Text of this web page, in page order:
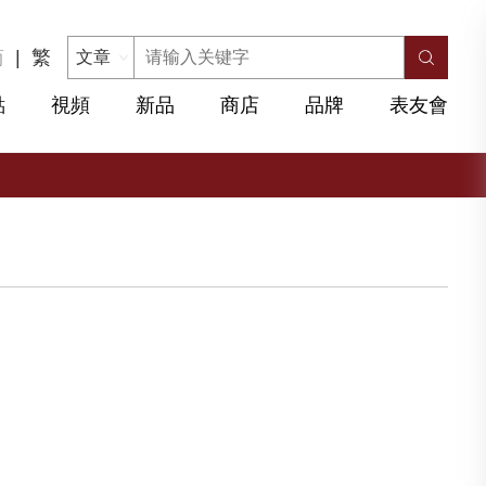
| 繁
視頻 新品 商店 品牌 表友會